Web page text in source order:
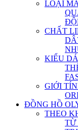
LOẠI
CHẤT
KIỂU
GIỚI
ĐỒNG HỒ
THEO
TỪ